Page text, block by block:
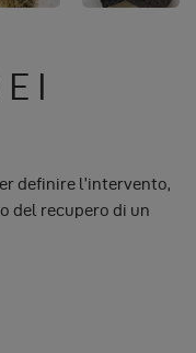
definire l’intervento,
del recupero di un